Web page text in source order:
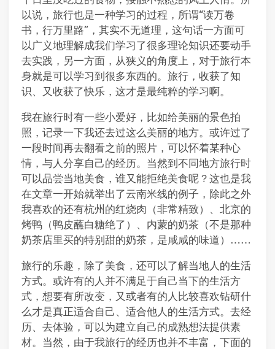
以说，旅行也是一种学习的过程，所谓“读万卷
书，行万里路”，其实不无道理，这句话一方面可
以广义地理解成我们学习了很多理论知识还要动手
去实践，另一方面，从狭义的角度上，对于旅行本
身就是可以学习到很多东西的。旅行，收获了知
识、又收获了快乐，这才是最纯粹的学习啊。
我在旅行时有一些小爱好，比如给美丽的景色拍
照，记录一下我还去过这么美丽的地方。或许过了
一段时间再去翻看之前的照片，可以怀着某种心
情，与人分享自己的经历。当然到不同地方旅行时
可以品尝当地美食，谁又能拒绝美食呢？这也是我
在文章一开始就举出了云南米线的例子，除此之外
我喜欢的还有杭州的红烧肉（非常精致）、北京的
烤鸭（鸭皮蘸白糖绝了）、内蒙的奶茶（不是那种
奶茶店里买的特别甜的奶茶，是咸咸的味道）……
旅行的乐趣，除了美食，还可以了解当地人的生活
方式。或许有的人并不满足于自己当下的生活方
式，想要有所改变，又或者有的人比较喜欢钻研什
么才是真正适合自己、适合他人的生活方式。去经
历、去体验，可以为建立自己的成熟想法提供素
材。当然，由于我旅行的经历也并不丰富，下面的